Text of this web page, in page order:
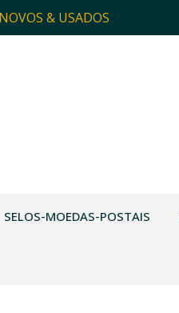
& USADOS
SELOS-MOEDAS-POSTAIS